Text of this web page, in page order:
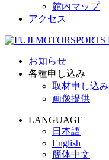
館内マップ
アクセス
お知らせ
各種申し込み
取材申し込み
画像提供
LANGUAGE
日本語
English
簡体中文